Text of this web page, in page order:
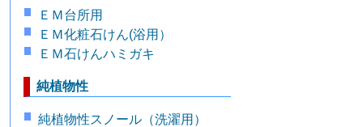
ＥＭ台所用
ＥＭ化粧石けん(浴用）
ＥＭ石けんハミガキ
純植物性
純植物性スノール（洗濯用）